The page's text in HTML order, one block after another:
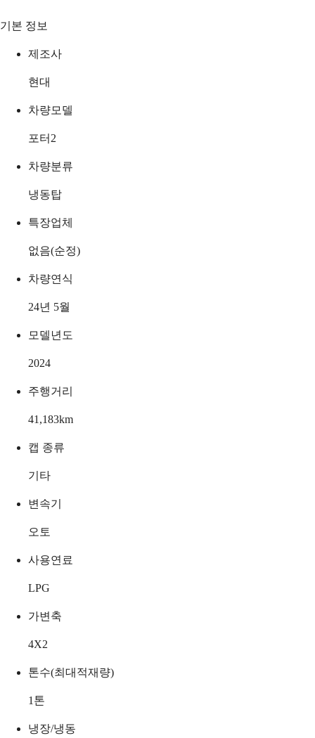
기본 정보
제조사
현대
차량모델
포터2
차량분류
냉동탑
특장업체
없음(순정)
차량연식
24년 5월
모델년도
2024
주행거리
41,183km
캡 종류
기타
변속기
오토
사용연료
LPG
가변축
4X2
톤수(최대적재량)
1 톤
냉장/냉동